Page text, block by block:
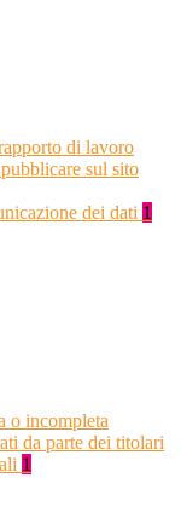
di lavoro
sul sito
dei dati 1
o incompleta
da parte dei titolari
1